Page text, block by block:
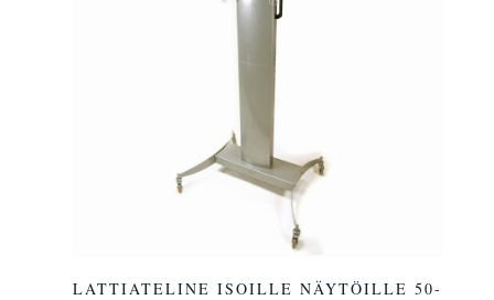
LATTIATELINE ISOILLE NÄYTÖILLE 50-